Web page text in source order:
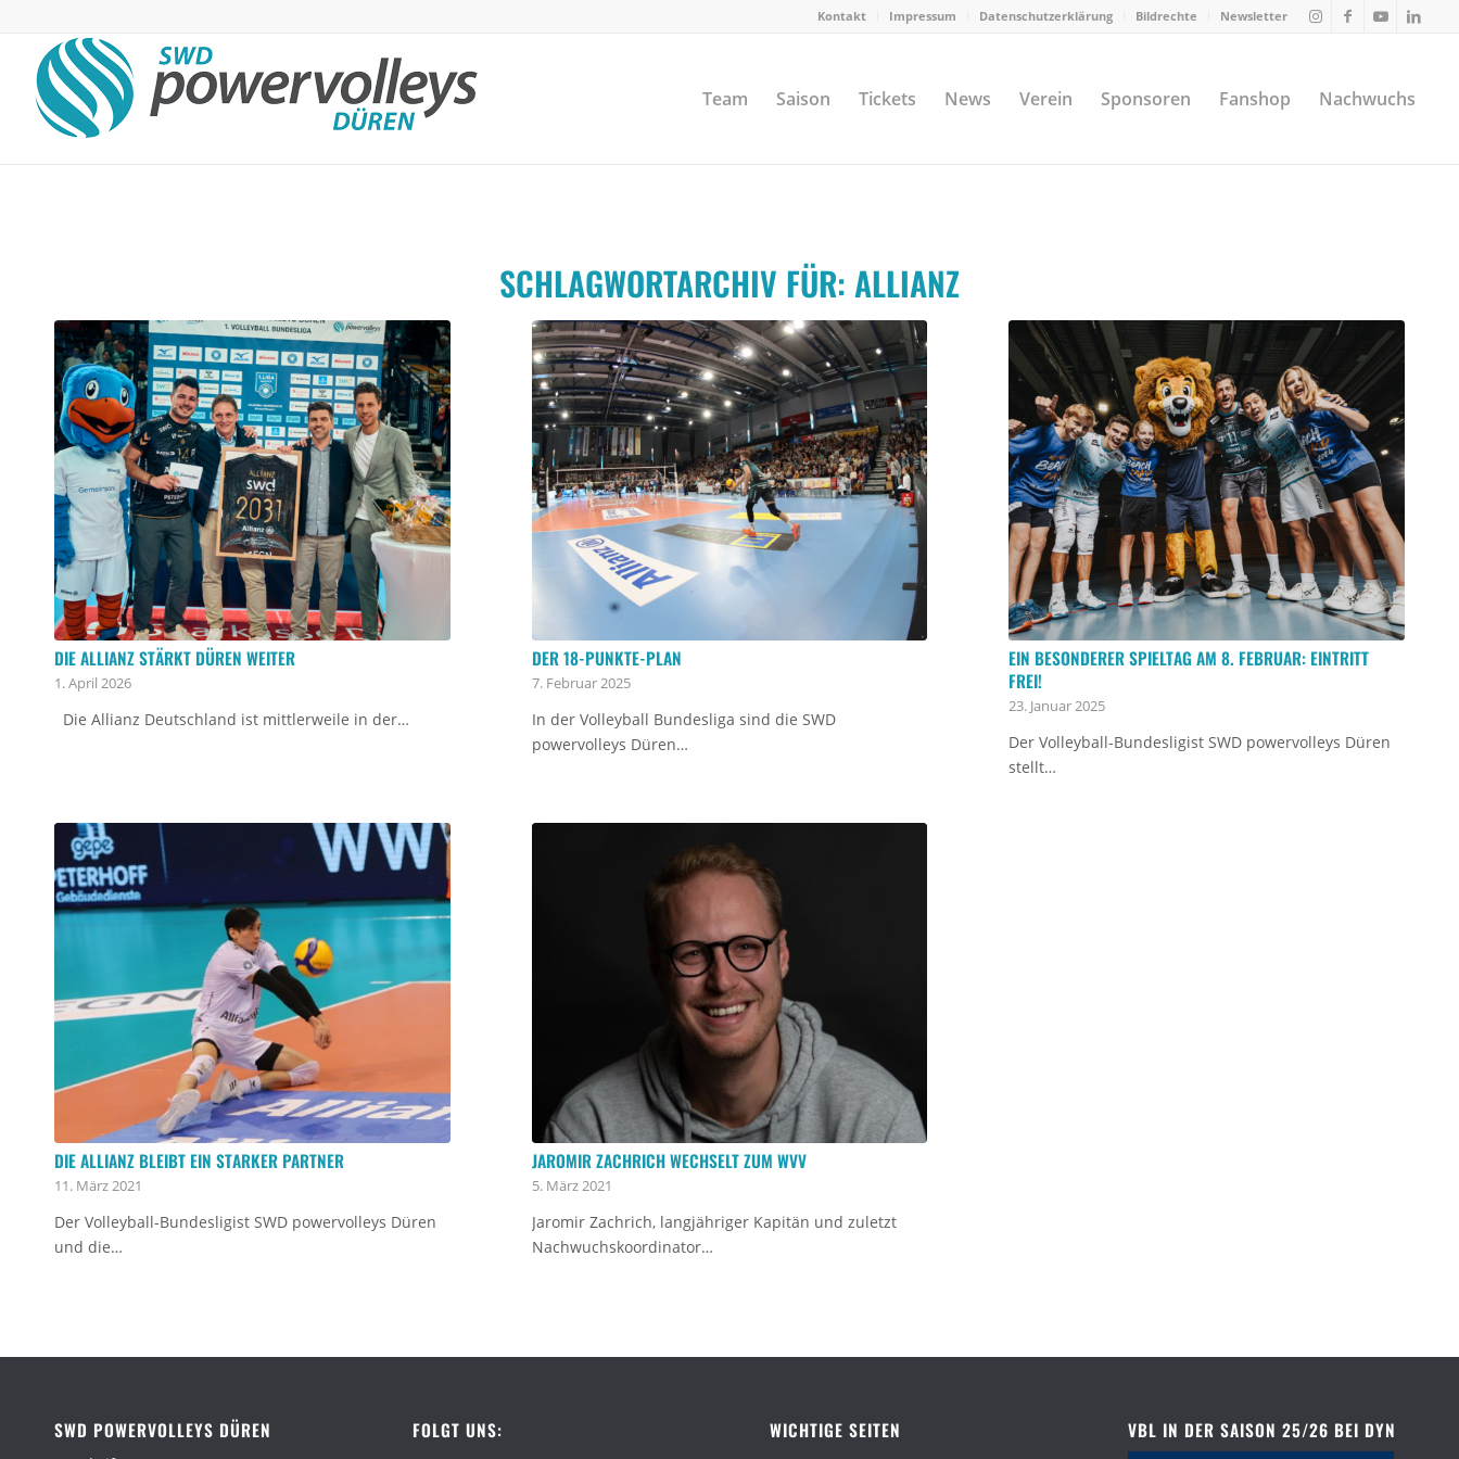
Kontakt Impressum Datenschutzerklärung Bildrechte Newsletter
Team Saison Tickets News Verein Sponsoren Fanshop Nachwuchs
SCHLAGWORTARCHIV FÜR: ALLIANZ
DIE ALLIANZ STÄRKT DÜREN WEITER
1. April 2026
Die Allianz Deutschland ist mittlerweile in der…
DER 18-PUNKTE-PLAN
7. Februar 2025
In der Volleyball Bundesliga sind die SWD
powervolleys Düren…
EIN BESONDERER SPIELTAG AM 8. FEBRUAR: EINTRITT
FREI!
23. Januar 2025
Der Volleyball-Bundesligist SWD powervolleys Düren
stellt…
DIE ALLIANZ BLEIBT EIN STARKER PARTNER
11. März 2021
Der Volleyball-Bundesligist SWD powervolleys Düren
und die…
JAROMIR ZACHRICH WECHSELT ZUM WVV
5. März 2021
Jaromir Zachrich, langjähriger Kapitän und zuletzt
Nachwuchskoordinator…
SWD POWERVOLLEYS DÜREN FOLGT UNS: WICHTIGE SEITEN VBL IN DER SAISON 25/26 BEI DYN